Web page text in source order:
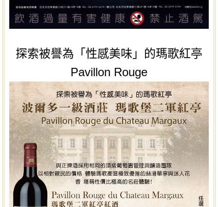
探索被譽為「性感美味」的瑪歌紅亭
Pavillon Rouge